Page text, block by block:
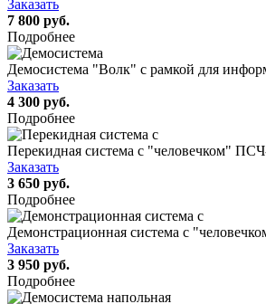
Заказать
7 800 руб.
Подробнее
Демосистема "Волк" с рамкой для
Заказать
4 300 руб.
Подробнее
Перекидная система с "человечком"
Заказать
3 650 руб.
Подробнее
Демонстрационная система с
Заказать
3 950 руб.
Подробнее